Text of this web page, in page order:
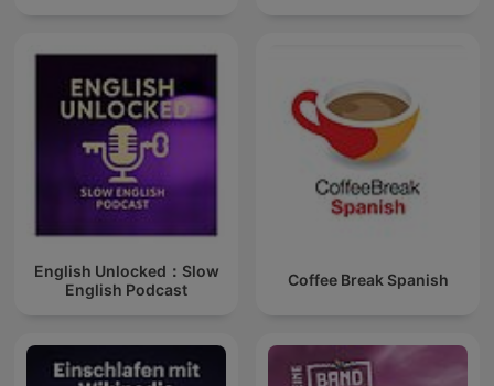
Coffee Break Spanish
English Unlocked：Slow
English Podcast